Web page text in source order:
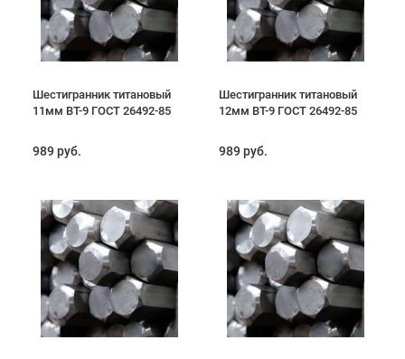
Шестигранник титановый
11мм ВТ-9 ГОСТ 26492-85
989 руб.
Шестигранник титановый
12мм ВТ-9 ГОСТ 26492-85
989 руб.